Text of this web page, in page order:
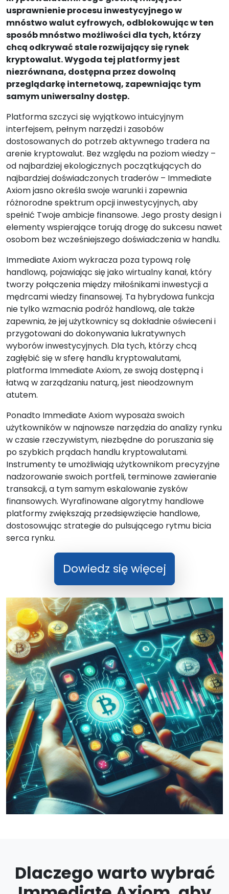
usprawnienie procesu inwestycyjnego w
mnóstwo walut cyfrowych, odblokowując w ten
sposób mnóstwo możliwości dla tych, którzy
chcą odkrywać stale rozwijający się rynek
kryptowalut. Wygoda tej platformy jest
niezrównana, dostępna przez dowolną
przeglądarkę internetową, zapewniając tym
samym uniwersalny dostęp.
Platforma szczyci się wyjątkowo intuicyjnym
interfejsem, pełnym narzędzi i zasobów
dostosowanych do potrzeb aktywnego tradera na
arenie kryptowalut. Bez względu na poziom wiedzy –
od najbardziej ekologicznych początkujących do
najbardziej doświadczonych traderów – Immediate
Axiom jasno określa swoje warunki i zapewnia
różnorodne spektrum opcji inwestycyjnych, aby
spełnić Twoje ambicje finansowe. Jego prosty design i
elementy wspierające torują drogę do sukcesu nawet
osobom bez wcześniejszego doświadczenia w handlu.
Immediate Axiom wykracza poza typową rolę
handlową, pojawiając się jako wirtualny kanał, który
tworzy połączenia między miłośnikami inwestycji a
mędrcami wiedzy finansowej. Ta hybrydowa funkcja
nie tylko wzmacnia podróż handlową, ale także
zapewnia, że jej użytkownicy są dokładnie oświeceni i
przygotowani do dokonywania lukratywnych
wyborów inwestycyjnych. Dla tych, którzy chcą
zagłębić się w sferę handlu kryptowalutami,
platforma Immediate Axiom, ze swoją dostępną i
łatwą w zarządzaniu naturą, jest nieodzownym
atutem.
Ponadto Immediate Axiom wyposaża swoich
użytkowników w najnowsze narzędzia do analizy rynku
w czasie rzeczywistym, niezbędne do poruszania się
po szybkich prądach handlu kryptowalutami.
Instrumenty te umożliwiają użytkownikom precyzyjne
nadzorowanie swoich portfeli, terminowe zawieranie
transakcji, a tym samym eskalowanie zysków
finansowych. Wyrafinowane algorytmy handlowe
platformy zwiększają przedsięwzięcie handlowe,
dostosowując strategie do pulsującego rytmu bicia
serca rynku.
Dowiedz się więcej
Dlaczego warto wybrać